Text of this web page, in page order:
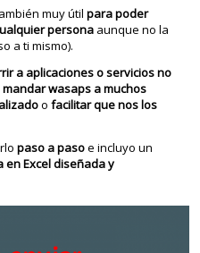
muy útilpara poder
persona aunque no la
a ti mismo).
a aplicaciones o servicios no
mandar wasaps a muchos
ofacilitar que nos los
paso a pasoe incluyo un
en Excel diseñada y